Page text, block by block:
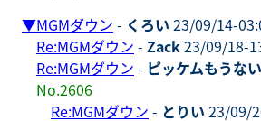
▼MGMダウン - くろい 23/09/14-
Re:MGMダウン - Zack23/09/18-
Re:MGMダウン - ピッケムもうな
No.2606
Re:MGMダウン - とりい 23/09/